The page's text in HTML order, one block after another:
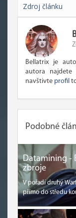
Zdroj článku
Bellatrix je
autora najdete
navštivte profil
Podobné
Datamining -
zbroje
V pořadí druhý
přímo do středu